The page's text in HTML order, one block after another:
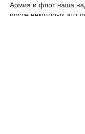
Армия и флот наша
после некоторых